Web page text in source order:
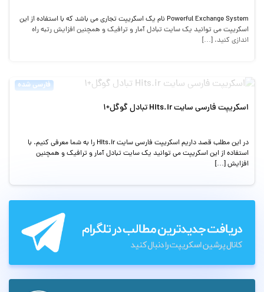
Powerful Exchange System نام یک اسکریپت تجاری می باشد که با استفاده از این
اسکریپت می توانید یک سایت تبادل آمار و ترافیک و همچنین افزایش رتبه راه
اندازی کنید. […]
فارسی شده
اسکریپت فارسی سایت Hits.ir تبادل گوگل+1
در این مطلب قصد داریم اسکریپت فارسی سایت Hits.ir را به شما معرفی کنیم. با
استفاده از این اسکریپت می توانید یک سایت تبادل آمار و ترافیک و همچنین
افزایش […]